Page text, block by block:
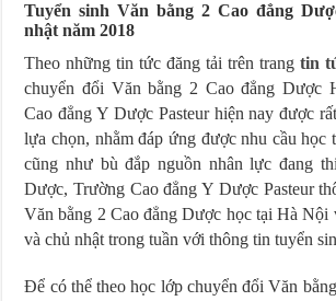
Tuyển sinh Văn bằng 2 Cao đẳng
nhật năm 2018
Theo những tin tức đăng tải trên trang tin
chuyển đổi Văn bằng 2 Cao đẳng Dược
Cao đẳng Y Dược Pasteur hiện nay được
lựa chọn, nhằm đáp ứng được nhu cầu học
cũng như bù đắp nguồn nhân lực đang
Dược, Trường Cao đẳng Y Dược Pasteur
Văn bằng 2 Cao đẳng Dược học tại Hà Nội
và chủ nhật trong tuần với thông tin tuyển
Để có thể theo học lớp chuyển đổi Văn